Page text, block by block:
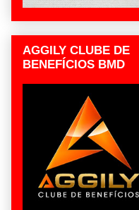
AGGILY CLUBE DE
BENEFÍCIOS BMD